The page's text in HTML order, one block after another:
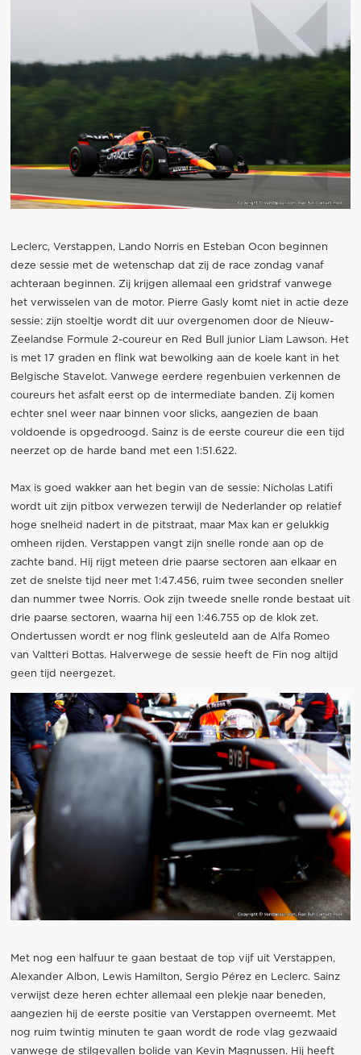
Leclerc, Verstappen, Lando Norris en Esteban Ocon beginnen
deze sessie met de wetenschap dat zij de race zondag vanaf
achteraan beginnen. Zij krijgen allemaal een gridstraf vanwege
het verwisselen van de motor. Pierre Gasly komt niet in actie deze
sessie: zijn stoeltje wordt dit uur overgenomen door de Nieuw-
Zeelandse Formule 2-coureur en Red Bull junior Liam Lawson. Het
is met 17 graden en flink wat bewolking aan de koele kant in het
Belgische Stavelot. Vanwege eerdere regenbuien verkennen de
coureurs het asfalt eerst op de intermediate banden. Zij komen
echter snel weer naar binnen voor slicks, aangezien de baan
voldoende is opgedroogd. Sainz is de eerste coureur die een tijd
neerzet op de harde band met een 1:51.622.
Max is goed wakker aan het begin van de sessie: Nicholas Latifi
wordt uit zijn pitbox verwezen terwijl de Nederlander op relatief
hoge snelheid nadert in de pitstraat, maar Max kan er gelukkig
omheen rijden. Verstappen vangt zijn snelle ronde aan op de
zachte band. Hij rijgt meteen drie paarse sectoren aan elkaar en
zet de snelste tijd neer met 1:47.456, ruim twee seconden sneller
dan nummer twee Norris. Ook zijn tweede snelle ronde bestaat uit
drie paarse sectoren, waarna hij een 1:46.755 op de klok zet.
Ondertussen wordt er nog flink gesleuteld aan de Alfa Romeo
van Valtteri Bottas. Halverwege de sessie heeft de Fin nog altijd
geen tijd neergezet.
Met nog een halfuur te gaan bestaat de top vijf uit Verstappen,
Alexander Albon, Lewis Hamilton, Sergio Pérez en Leclerc. Sainz
verwijst deze heren echter allemaal een plekje naar beneden,
aangezien hij de eerste positie van Verstappen overneemt. Met
nog ruim twintig minuten te gaan wordt de rode vlag gezwaaid
vanwege de stilgevallen bolide van Kevin Magnussen. Hij heeft